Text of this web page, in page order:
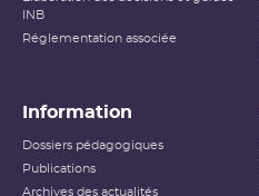
INB
Réglementation associée
Information
Dossiers pédagogiques
Publications
Archives des actualités